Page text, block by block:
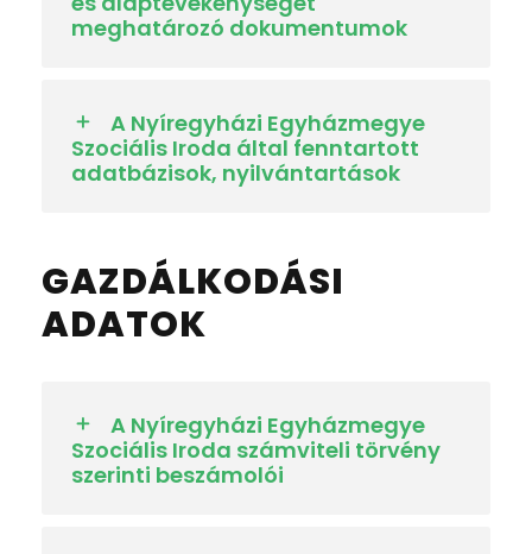
meghatározó dokumentumok
A Nyíregyházi Egyházmegye
Szociális Iroda által fenntartott
adatbázisok, nyilvántartások
GAZDÁLKODÁSI
ADATOK
A Nyíregyházi Egyházmegye
Szociális Iroda számviteli törvény
szerinti beszámolói